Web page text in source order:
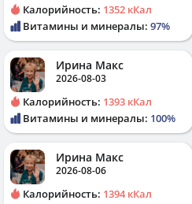
Калорийность: 1352 кКал
Витамины и минералы: 97%
Ирина Макс
2026-08-03
Калорийность: 1393 кКал
Витамины и минералы: 100%
Ирина Макс
2026-08-06
Калорийность: 1394 кКал